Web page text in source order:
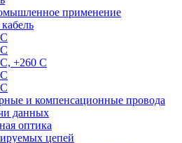
применение
+260 С
и компенсационные провода
данных
оптика
цепей